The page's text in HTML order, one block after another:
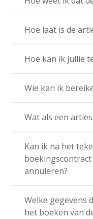
Hoe laat is de
Hoe kan ik jullie
Wie kan ik
Wat als een
Kan ik na het
annuleren?
Welke gegevens
het boeken van